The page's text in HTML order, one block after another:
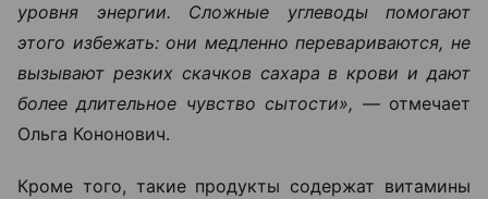
уровня энергии. Сложные углеводы помогают
этого избежать: они медленно перевариваются, не
вызывают резких скачков сахара в крови и дают
более длительное чувство сытости», —отмечает
Ольга Кононович.
Кроме того, такие продукты содержат витамины